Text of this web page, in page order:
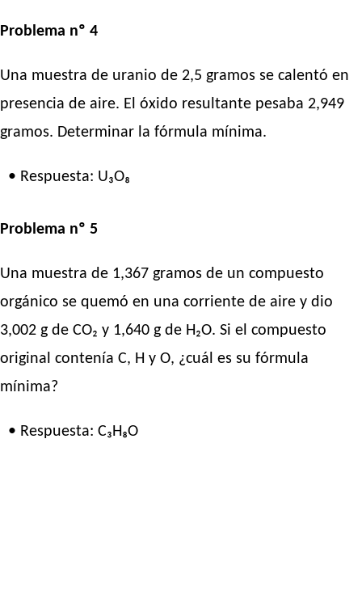
Problema nº 4
Una muestra de uranio de 2,5 gramos se calentó en
presencia de aire. El óxido resultante pesaba 2,949
gramos. Determinar la fórmula mínima.
• Respuesta: U₃O₈
Problema nº 5
Una muestra de 1,367 gramos de un compuesto
orgánico se quemó en una corriente de aire y dio
3,002 g de CO₂ y 1,640 g de H₂O. Si el compuesto
original contenía C, H y O, ¿cuál es su fórmula
mínima?
• Respuesta: C₃H₈O